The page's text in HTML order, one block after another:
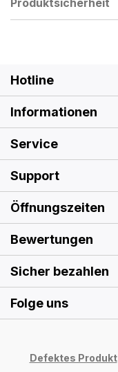
Hotline
Informationen
Service
Support
Öffnungszeiten
Bewertungen
Sicher bezahlen
Folge uns
Defektes Produkt